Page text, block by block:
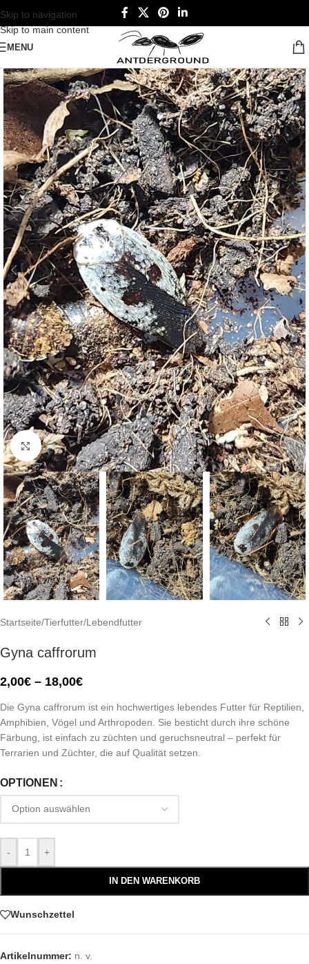
Skip to navigation
Skip to main content
MENU
Click to enlarge
Startseite/Tierfutter/Lebendfutter
Gyna caffrorum
2,00€ – 18,00€
Die Gyna caffrorum ist ein hochwertiges lebendes Futter für Reptilien,
Amphibien, Vögel und Arthropoden. Sie besticht durch ihre schöne
Färbung, ist einfach zu züchten und geruchsneutral – perfekt für
Terrarien und Züchter, die auf Qualität setzen.
OPTIONEN
- +
IN DEN WARENKORB
Wunschzettel
Artikelnummer: n. v.